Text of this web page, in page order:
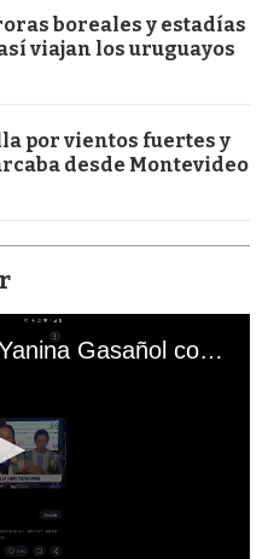
boreales y estadías
viajan los uruguayos
por vientos fuertes y
desde Montevideo
El mal momento de Yanina Gasañol con un hincha argentino en "Subrayado"